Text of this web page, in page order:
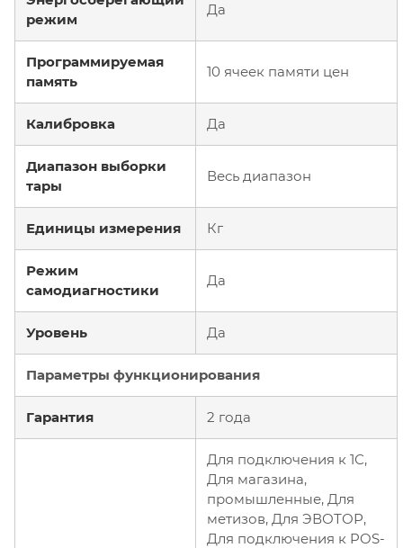
режим
Да
Программируемая
память
10 ячеек памяти цен
Калибровка Да
Диапазон выборки
тары
Весь диапазон
Единицы измерения Кг
Режим
самодиагностики
Да
Уровень Да
Параметры функционирования
Гарантия 2 года
Для подключения к 1С,
Для магазина,
промышленные, Для
метизов, Для ЭВОТОР,
Для подключения к POS-